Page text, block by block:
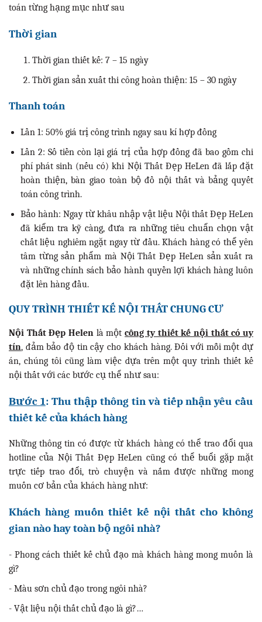
toán từng hạng mục như sau
Thời gian
Thời gian thiết kế: 7 – 15 ngày
Thời gian sản xuất thi công hoàn thiện: 15 – 30 ngày
Thanh toán
Lần 1: 50% giá trị công trình ngay sau kí hợp đồng
Lần 2: Số tiền còn lại giá trị của hợp đồng đã bao gồm chi
phí phát sinh (nếu có) khi Nội Thất Đẹp HeLen đã lắp đặt
hoàn thiện, bàn giao toàn bộ đồ nội thất và bảng quyết
toán công trình.
Bảo hành: Ngay từ khâu nhập vật liệu Nội thất Đẹp HeLen
đã kiểm tra kỹ càng, đưa ra những tiêu chuẩn chọn vật
chất liệu nghiêm ngặt ngay từ đầu. Khách hàng có thể yên
tâm từng sản phẩm mà Nội Thất Đẹp HeLen sản xuất ra
và những chính sách bảo hành quyền lợi khách hàng luôn
đặt lên hàng đầu.
QUY TRÌNH THIẾT KẾ NỘI THẤT CHUNG CƯ
Nội Thất Đẹp Helen là mộtcông ty thiết kế nội thất có uy
tín, đảm bảo độ tin cậy cho khách hàng. Đối với mỗi một dự
án, chúng tôi cũng làm việc dựa trên một quy trình thiết kế
nội thất với các bước cụ thể như sau:
Bước 1: Thu thập thông tin và tiếp nhận yêu cầu
thiết kế của khách hàng
Những thông tin có được từ khách hàng có thể trao đổi qua
hotline của Nội Thất Đẹp HeLen cũng có thể buổi gặp mặt
trực tiếp trao đổi, trò chuyện và nắm được những mong
muốn cơ bản của khách hàng như:
Khách hàng muốn thiết kế nội thất cho không
gian nào hay toàn bộ ngôi nhà?
- Phong cách thiết kế chủ đạo mà khách hàng mong muốn là
gì?
- Màu sơn chủ đạo trong ngôi nhà?
- Vật liệu nội thất chủ đạo là gì?…